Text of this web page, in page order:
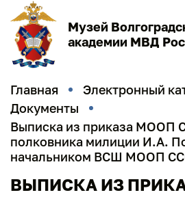
Музей
академии МВД
Главная
Электронный
Документы
Выписка из приказа МООП
полковника милиции И.А.
начальником ВСШ МООП
ВЫПИСКА ИЗ